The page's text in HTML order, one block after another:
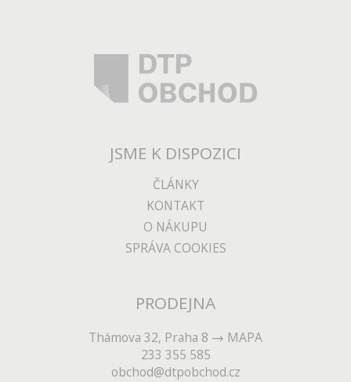
JSME K DISPOZICI
ČLÁNKY
KONTAKT
O NÁKUPU
SPRÁVA COOKIES
PRODEJNA
Thámova 32, Praha 8
MAPA
233 355 585
obchod@dtpobchod.cz